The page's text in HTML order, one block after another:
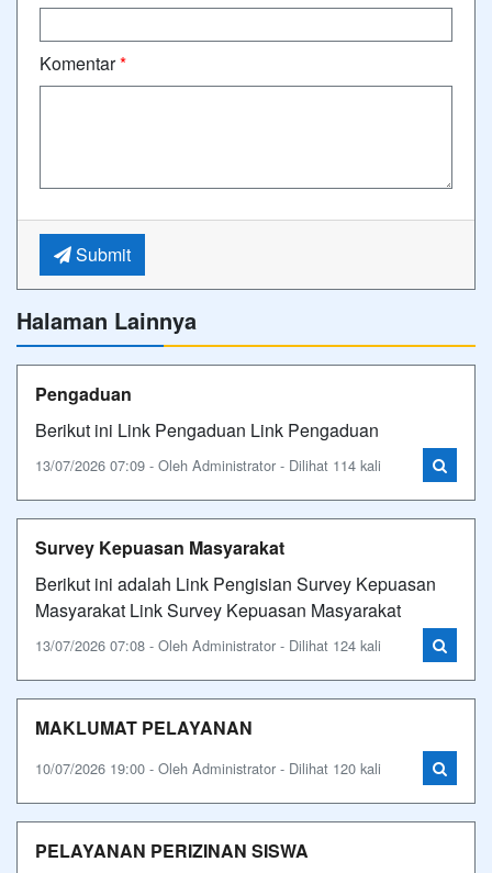
Komentar*
Submit
Halaman Lainnya
Pengaduan
Berikut ini Link Pengaduan Link Pengaduan
13/07/2026 07:09 - Oleh Administrator - Dilihat 114 kali
Survey Kepuasan Masyarakat
Berikut ini adalah Link Pengisian Survey Kepuasan
Masyarakat Link Survey Kepuasan Masyarakat
13/07/2026 07:08 - Oleh Administrator - Dilihat 124 kali
MAKLUMAT PELAYANAN
10/07/2026 19:00 - Oleh Administrator - Dilihat 120 kali
PELAYANAN PERIZINAN SISWA